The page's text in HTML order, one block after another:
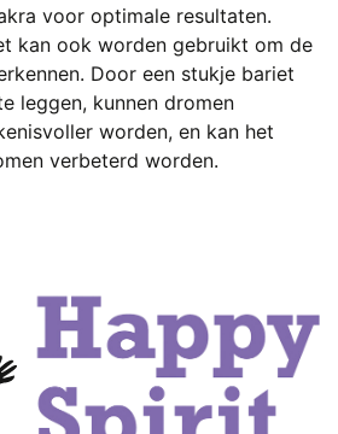
voor optimale resultaten.
kan ook worden gebruikt om de
Door een stukje bariet
leggen, kunnen dromen
worden, en kan het
verbeterd worden.